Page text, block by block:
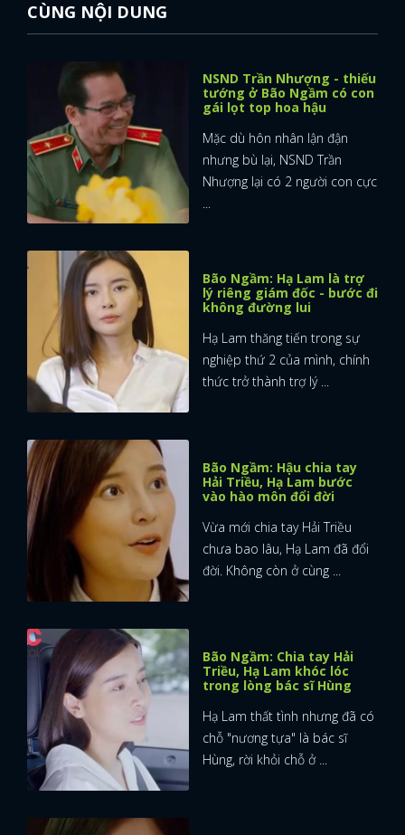
CÙNG NỘI DUNG
NSND Trần Nhượng - thiếu
tướng ở Bão Ngầm có con
gái lọt top hoa hậu
Mặc dù hôn nhân lận đận
nhưng bù lại, NSND Trần
Nhượng lại có 2 người con cực
...
Bão Ngầm: Hạ Lam là trợ
lý riêng giám đốc - bước đi
không đường lui
Hạ Lam thăng tiến trong sự
nghiệp thứ 2 của mình, chính
thức trở thành trợ lý ...
Bão Ngầm: Hậu chia tay
Hải Triều, Hạ Lam bước
vào hào môn đổi đời
Vừa mới chia tay Hải Triều
chưa bao lâu, Hạ Lam đã đổi
đời. Không còn ở cùng ...
Bão Ngầm: Chia tay Hải
Triều, Hạ Lam khóc lóc
trong lòng bác sĩ Hùng
Hạ Lam thất tình nhưng đã có
chỗ "nương tựa" là bác sĩ
Hùng, rời khỏi chỗ ở ...